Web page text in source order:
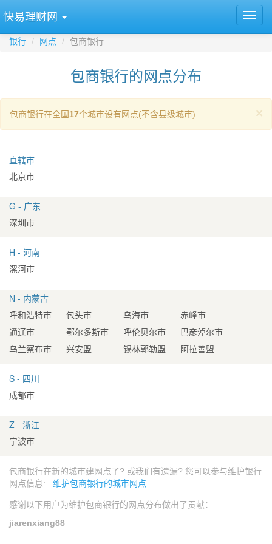
快易理财网
银行 网点 包商银行
包商银行的网点分布
×
包商银行在全国17个城市设有网点(不含县级城市)
直辖市
北京市
G - 广东
深圳市
H - 河南
漯河市
N - 内蒙古
呼和浩特市 包头市 乌海市
赤峰市
通辽市
鄂尔多斯市 呼伦贝尔市
巴彦淖尔市
乌兰察布市
兴安盟 锡林郭勒盟 阿拉善盟
S - 四川
成都市
Z - 浙江
宁波市
包商银行在新的城市建网点了? 或我们有遗漏? 您可以参与维护银行
网点信息: 维护包商银行的城市网点
感谢以下用户为维护包商银行的网点分布做出了贡献：
jiarenxiang88